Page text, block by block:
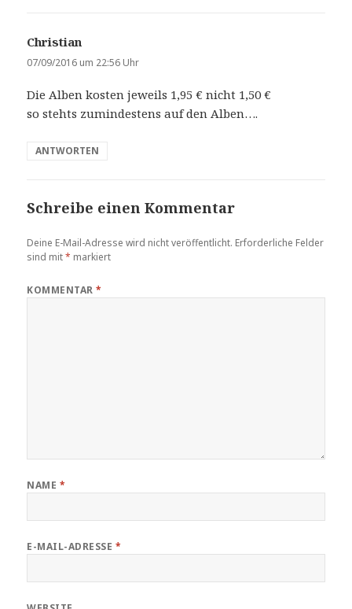
Christian
a
t
:
07/09/2016 um 22:56 Uhr
Die Alben kosten jeweils 1,95 € nicht 1,50 €
so stehts zumindestens auf den Alben….
ANTWORTEN
Schreibe einen Kommentar
Deine E-Mail-Adresse wird nicht veröffentlicht. Erforderliche Felder
sind mit* markiert
KOMMENTAR*
NAME *
E-MAIL-ADRESSE *